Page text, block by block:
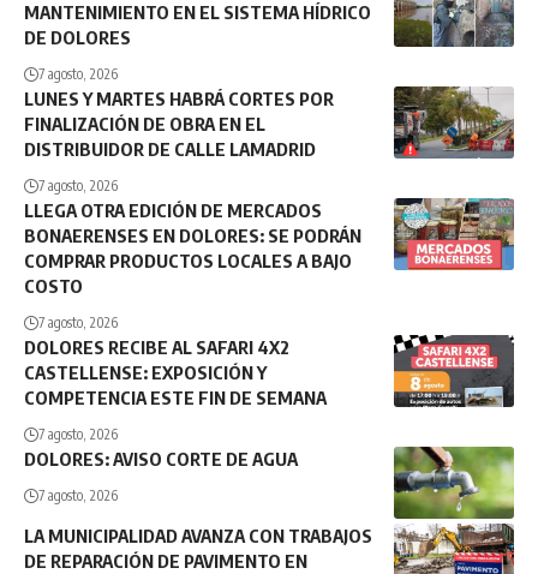
MANTENIMIENTO EN EL SISTEMA HÍDRICO
DE DOLORES
7 agosto, 2026
LUNES Y MARTES HABRÁ CORTES POR
FINALIZACIÓN DE OBRA EN EL
DISTRIBUIDOR DE CALLE LAMADRID
7 agosto, 2026
LLEGA OTRA EDICIÓN DE MERCADOS
BONAERENSES EN DOLORES: SE PODRÁN
COMPRAR PRODUCTOS LOCALES A BAJO
COSTO
7 agosto, 2026
DOLORES RECIBE AL SAFARI 4X2
CASTELLENSE: EXPOSICIÓN Y
COMPETENCIA ESTE FIN DE SEMANA
7 agosto, 2026
DOLORES: AVISO CORTE DE AGUA
7 agosto, 2026
LA MUNICIPALIDAD AVANZA CON TRABAJOS
DE REPARACIÓN DE PAVIMENTO EN